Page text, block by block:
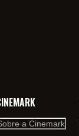
a Cinemark